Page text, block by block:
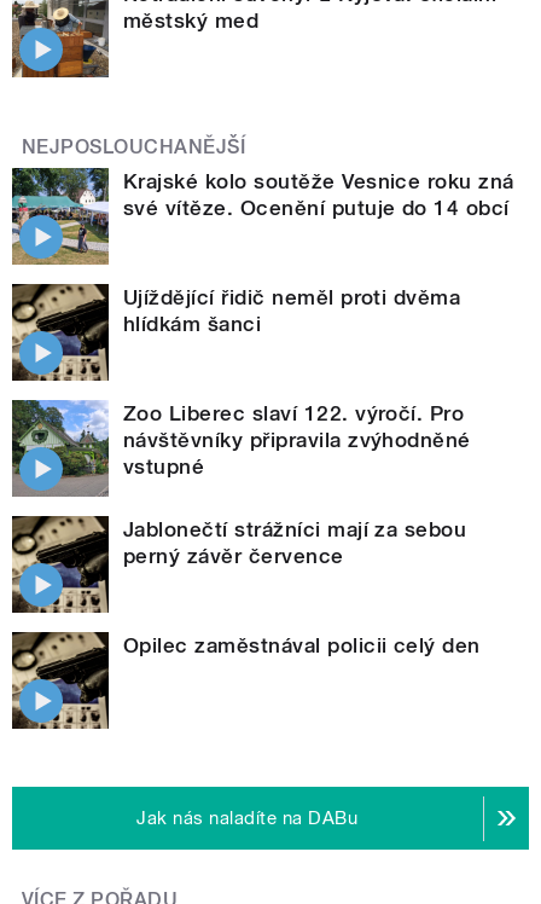
městský med
NEJPOSLOUCHANĚJŠÍ
Krajské kolo soutěže Vesnice roku zná
své vítěze. Ocenění putuje do 14 obcí
Ujíždějící řidič neměl proti dvěma
hlídkám šanci
Zoo Liberec slaví 122. výročí. Pro
návštěvníky připravila zvýhodněné
vstupné
Jablonečtí strážníci mají za sebou
perný závěr července
Opilec zaměstnával policii celý den
Jak nás naladíte na DABu